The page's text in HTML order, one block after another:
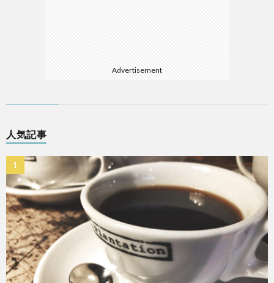
Advertisement
人気記事